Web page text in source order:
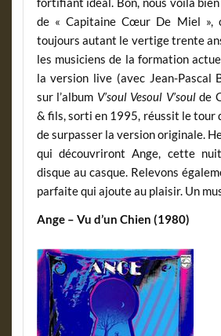
de « Capitaine Cœur De Miel »,
toujours autant le vertige trente
les musiciens de la formation
la version live (avec Jean-Pascal
sur l’album V’soul Vesoul V’soulde
& fils, sorti en 1995, réussit le tour
de surpasser la version originale.
qui découvriront Ange, cette
disque au casque. Relevons
parfaite qui ajoute au plaisir. Un
Ange – Vu d’un Chien (1980)